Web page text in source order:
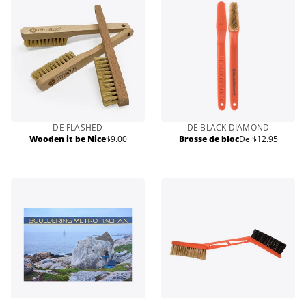
DE FLASHED
Wooden it be NicePrix
$9.00
DE BLACK DIAMOND
Brosse de blocPrix
De $12.95